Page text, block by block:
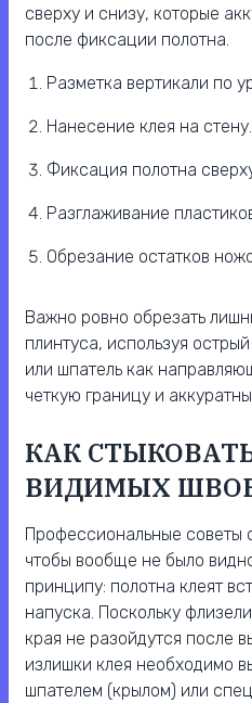
сверху и снизу, которые
после фиксации полотна.
Разметка вертикали по
Нанесение клея на стену.
Фиксация полотна
Разглаживание
Обрезание остатков
Важно ровно обрезать
плинтуса, используя
или шпатель как
четкую границу и
КАК
ВИДИМЫХ
Профессиональные советы
чтобы вообще не было
принципу: полотна клеят
напуска. Поскольку
края не разойдутся после
излишки клея необходимо
шпателем (крылом) или